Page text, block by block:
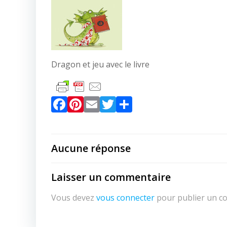
Dragon et jeu avec le livre
Facebook
Pinterest
EmailTwitter
Aucune réponse
Laisser un commentaire
Vous devez vous connecter pour publier un